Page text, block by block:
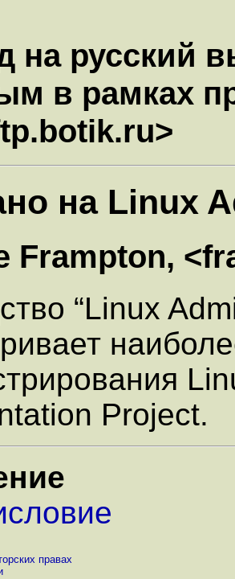
на русский
в рамках
на Linux
Frampton,
“Linux
Project.
правах